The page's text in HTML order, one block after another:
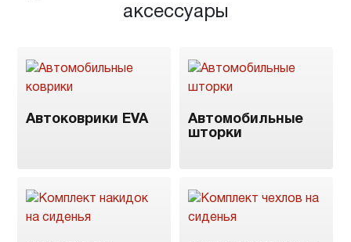
аксессуары
Автоковрики EVA
Автомобильные
шторки